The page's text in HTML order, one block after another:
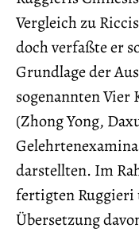
Vergleich zu
doch verfaßte er
Grundlage der
sogenannten Vier
(Zhong Yong,
darstellten. Im
fertigten Ruggieri
Übersetzung